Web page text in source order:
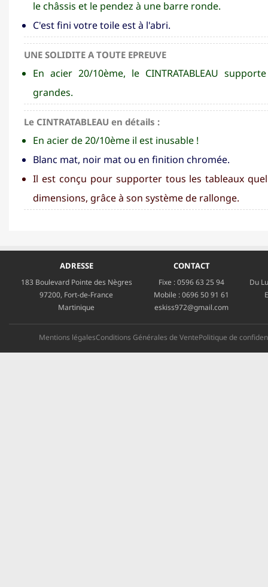
le châssis et le pendez à une barre ronde.
C'est fini votre toile est à l'abri.
UNE SOLIDITE A TOUTE EPREUVE
En acier 20/10ème, le CINTRATABLEAU
grandes.
Le CINTRATABLEAU en détails :
En acier de 20/10ème il est inusable !
Blanc mat, noir mat ou en finition chromée.
Il est conçu pour supporter tous les tableaux
dimensions, grâce à son système de rallonge.
ADRESSE
183 Boulevard Pointe des Nègres
97200, Fort-de-France
Martinique
CONTACT
Fixe :0596 63 25 94
Mobile :0696 50 91 61
eskiss972@gmail.com
Du
Mentions légalesConditions Générales de VentePolitique de